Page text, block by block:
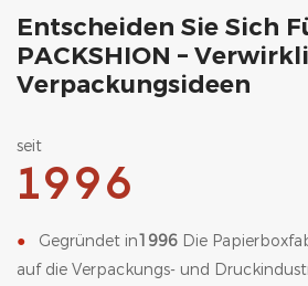
Entscheiden Sie Sich
PACKSHION –
Verpackungsideen
seit
1996
● Gegründet in1996 Die
auf die Verpackungs- und